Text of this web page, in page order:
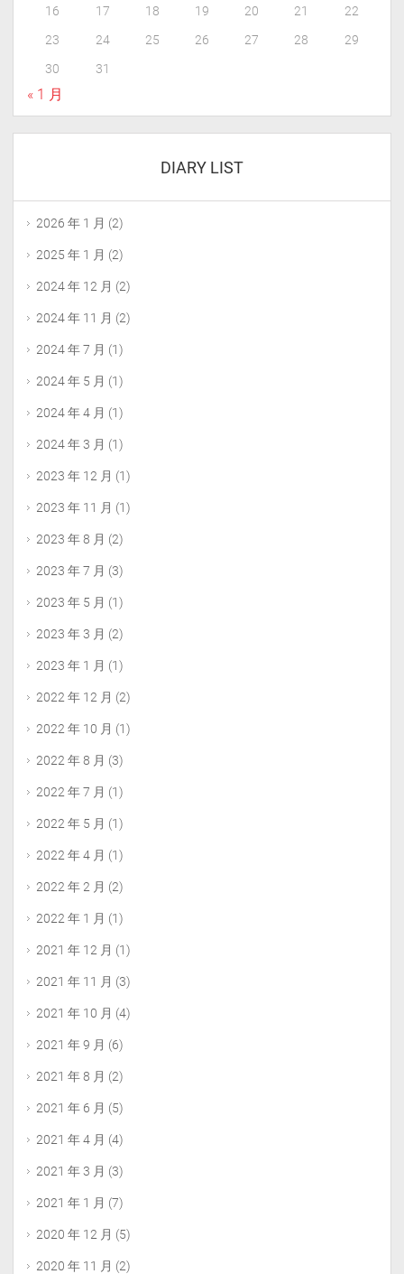
16 17 18 19 20 21
22
23
24 25 26 27 28
29
30
31
« 1 月
DIARY LIST
2026 年 1 月 (2)
2025 年 1 月 (2)
2024 年 12 月 (2)
2024 年 11 月 (2)
2024 年 7 月 (1)
2024 年 5 月 (1)
2024 年 4 月 (1)
2024 年 3 月 (1)
2023 年 12 月 (1)
2023 年 11 月 (1)
2023 年 8 月 (2)
2023 年 7 月 (3)
2023 年 5 月 (1)
2023 年 3 月 (2)
2023 年 1 月 (1)
2022 年 12 月 (2)
2022 年 10 月 (1)
2022 年 8 月 (3)
2022 年 7 月 (1)
2022 年 5 月 (1)
2022 年 4 月 (1)
2022 年 2 月 (2)
2022 年 1 月 (1)
2021 年 12 月 (1)
2021 年 11 月 (3)
2021 年 10 月 (4)
2021 年 9 月 (6)
2021 年 8 月 (2)
2021 年 6 月 (5)
2021 年 4 月 (4)
2021 年 3 月 (3)
2021 年 1 月 (7)
2020 年 12 月 (5)
2020 年 11 月 (2)